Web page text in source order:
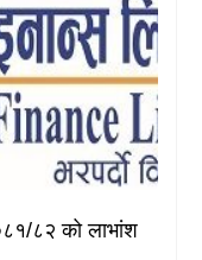
८२ को लाभांश